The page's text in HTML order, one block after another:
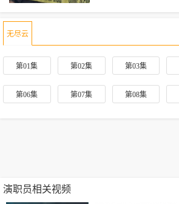
无尽云
第01集 第02集 第03集
第06集 第07集 第08集
演职员相关视频